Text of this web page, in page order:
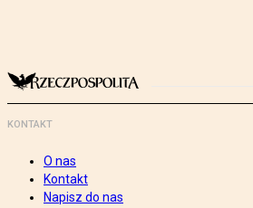
KONTAKT
O nas
Kontakt
Napisz do nas